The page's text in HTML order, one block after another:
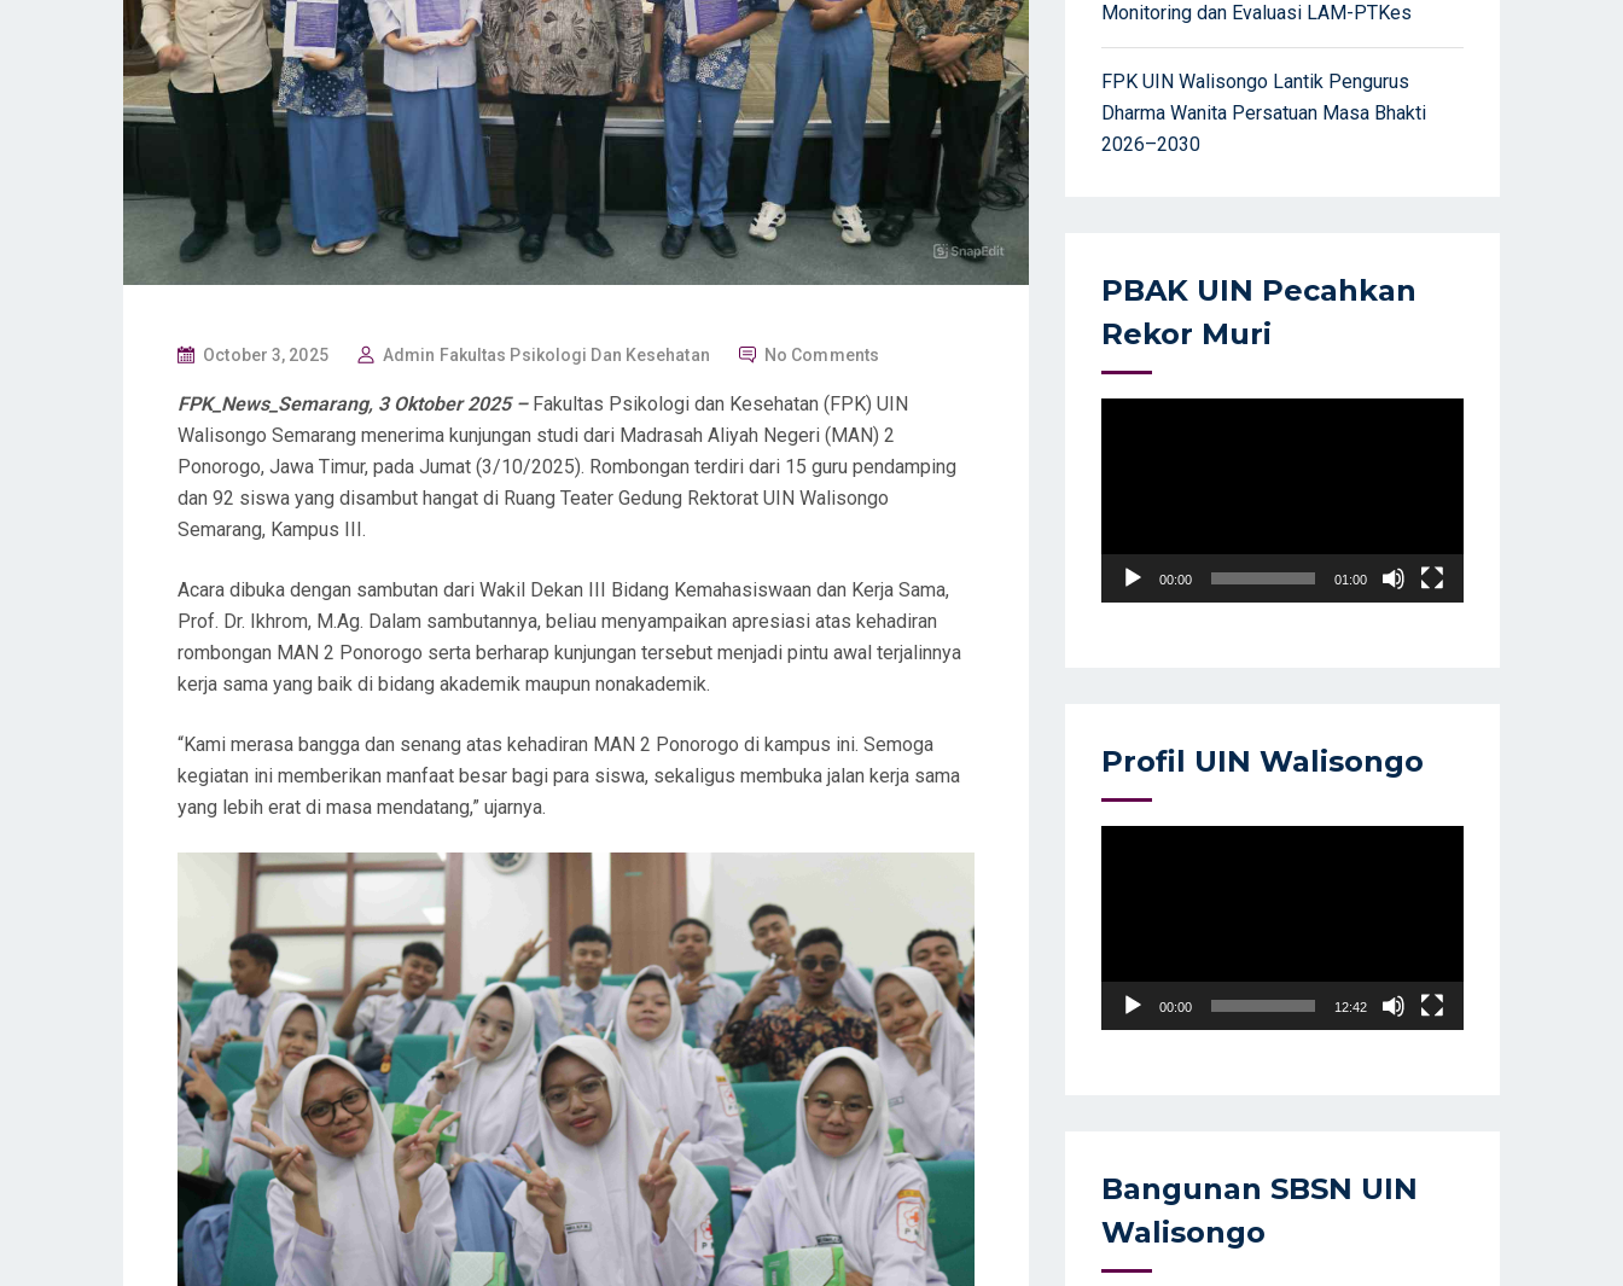
P
October 3, 2025 Admin Fakultas Psikologi Dan Kesehatan No Comments
FPK_News_Semarang, 3 Oktober 2025 –Fakultas Psikologi dan Kesehatan (FPK) UIN
Walisongo Semarang menerima kunjungan studi dari Madrasah Aliyah Negeri (MAN) 2
Ponorogo, Jawa Timur, pada Jumat (3/10/2025). Rombongan terdiri dari 15 guru pendamping
dan 92 siswa yang disambut hangat di Ruang Teater Gedung Rektorat UIN Walisongo
Semarang, Kampus III.
Acara dibuka dengan sambutan dari Wakil Dekan III Bidang Kemahasiswaan dan Kerja Sama,
Prof. Dr. Ikhrom, M.Ag. Dalam sambutannya, beliau menyampaikan apresiasi atas kehadiran
rombongan MAN 2 Ponorogo serta berharap kunjungan tersebut menjadi pintu awal terjalinnya
kerja sama yang baik di bidang akademik maupun nonakademik.
“Kami merasa bangga dan senang atas kehadiran MAN 2 Ponorogo di kampus ini. Semoga
kegiatan ini memberikan manfaat besar bagi para siswa, sekaligus membuka jalan kerja sama
yang lebih erat di masa mendatang,” ujarnya.
Monitoring dan Evaluasi LAM-PTKes
FPK UIN Walisongo Lantik Pengurus
Dharma Wanita Persatuan Masa Bhakti
2026–2030
PBAK UIN Pecahkan
Rekor Muri
00:00 01:00
Profil UIN Walisongo
00:00 12:42
Bangunan SBSN UIN
Walisongo